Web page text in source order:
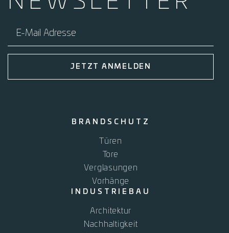
E-Mail Adresse
JETZT ANMELDEN
BRANDSCHUTZ
Türen
Tore
Verglasungen
Vorhänge
INDUSTRIEBAU
Architektur
Nachhaltigkeit